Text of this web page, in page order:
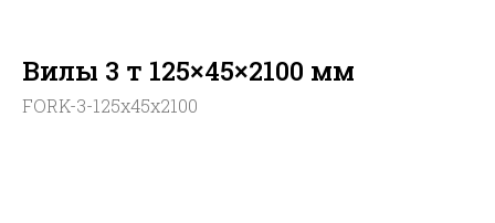
Вилы 3 т 125×45×2100 мм
FORK-3-125x45x2100